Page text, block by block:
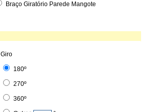
Braço Giratório Parede Mangote
Giro
180º
270º
360º